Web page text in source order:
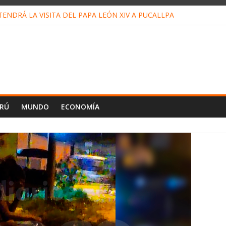
LA VISITA DEL PAPA LEÓN XIV A PUCALLPA
MUNDO ECONOMÍA